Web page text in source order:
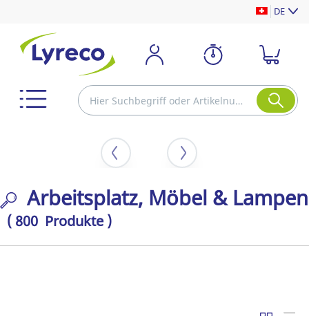
DE
Arbeitsplatz, Möbel & Lampen
( 800 Produkte )